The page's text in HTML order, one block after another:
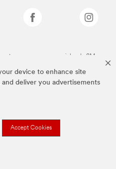
device to enhance site
deliver you advertisements
Accept Cookies
son marcas comerciales de 3M.